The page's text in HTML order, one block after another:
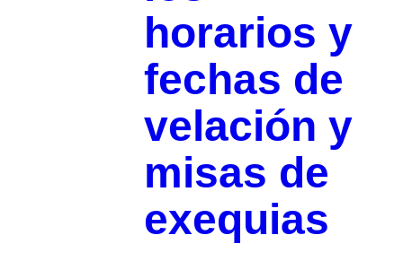
horarios y
fechas de
velación y
misas de
exequias